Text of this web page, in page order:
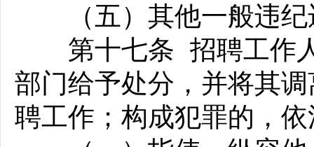
（五）其他一般违纪
第十七条 招聘工作人
部门给予处分，并将其
聘工作；构成犯罪的，